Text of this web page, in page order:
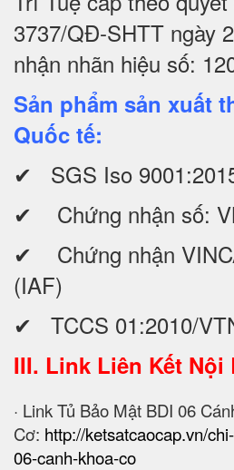
3737/QĐ-SHTT ngày
nhận nhãn hiệu số:
Sản phẩm sản xuất
Quốc tế:
✔ SGS Iso
✔ Chứng nhận số:
✔ Chứng nhận
(IAF)
✔ TCCS 01:2010/
III. Link Liên Kết Nội
· Link Tủ Bảo Mật BDI 06
Cơ: http://ketsatcaocap.vn/
06-canh-khoa-co